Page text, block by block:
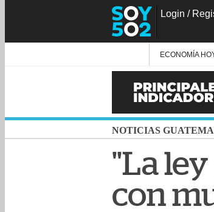
Login /
ECONOMÍA
NOTICIAS
"La
con